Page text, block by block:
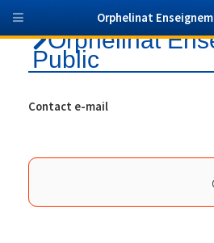
Orphelinat
Public
Contact e-mail
Orphelinat